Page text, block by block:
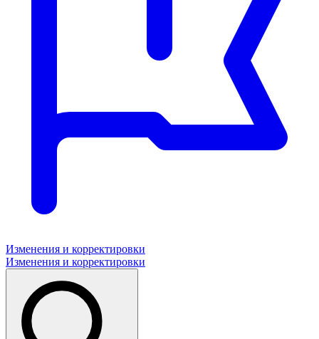
Изменения и корректировки
Изменения и корректировки